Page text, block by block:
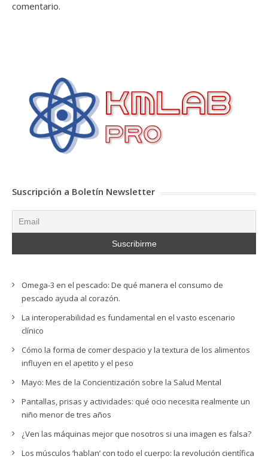
comentario.
Suscripción a Boletín Newsletter
Omega-3 en el pescado: De qué manera el consumo de
pescado ayuda al corazón.
La interoperabilidad es fundamental en el vasto escenario
clínico
Cómo la forma de comer despacio y la textura de los alimentos
influyen en el apetito y el peso
Mayo: Mes de la Concientización sobre la Salud Mental
Pantallas, prisas y actividades: qué ocio necesita realmente un
niño menor de tres años
¿Ven las máquinas mejor que nosotros si una imagen es falsa?
Los músculos ‘hablan’ con todo el cuerpo: la revolución científica